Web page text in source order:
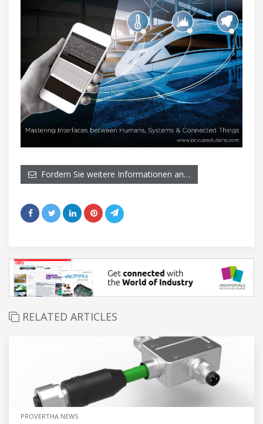
Fordern Sie weitere Informationen an…
RELATED ARTICLES
PROVERTHA NEWS